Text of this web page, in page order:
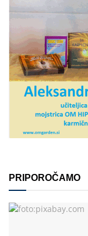
PRIPOROČAMO